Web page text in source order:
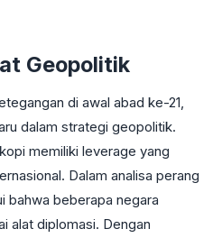
Geopolitik
di awal abad ke-21,
dalam strategi geopolitik.
memiliki leverage yang
Dalam analisa perang
bahwa beberapa negara
alat diplomasi. Dengan